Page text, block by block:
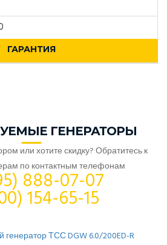
ГАРАНТИЯ
ГЕНЕРАТОРЫ
или хотите скидку? Обратитесь к
по контактным телефонам
888-07-07
154-65-15